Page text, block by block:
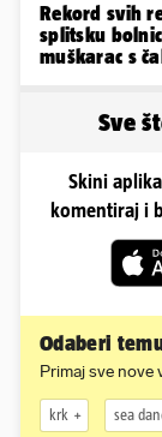
Rekord svih
splitsku
muškarac s
Sve
Skini
komentiraj i
Odaberi
Primaj sve nove
krk sea